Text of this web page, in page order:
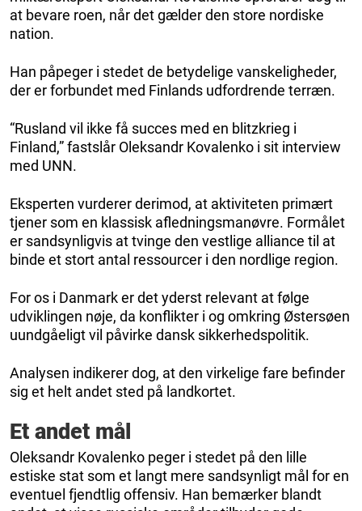
at bevare roen, når det gælder den store nordiske
nation.
Han påpeger i stedet de betydelige vanskeligheder,
der er forbundet med Finlands udfordrende terræn.
“Rusland vil ikke få succes med en blitzkrieg i
Finland,” fastslår Oleksandr Kovalenko i sit interview
med UNN.
Eksperten vurderer derimod, at aktiviteten primært
tjener som en klassisk afledningsmanøvre. Formålet
er sandsynligvis at tvinge den vestlige alliance til at
binde et stort antal ressourcer i den nordlige region.
For os i Danmark er det yderst relevant at følge
udviklingen nøje, da konflikter i og omkring Østersøen
uundgåeligt vil påvirke dansk sikkerhedspolitik.
Analysen indikerer dog, at den virkelige fare befinder
sig et helt andet sted på landkortet.
Et andet mål
Oleksandr Kovalenko peger i stedet på den lille
estiske stat som et langt mere sandsynligt mål for en
eventuel fjendtlig offensiv. Han bemærker blandt